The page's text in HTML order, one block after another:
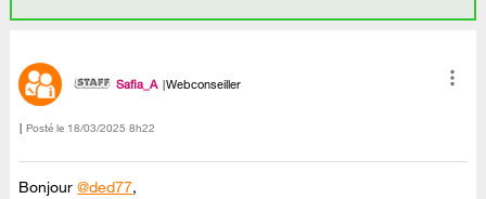
Safia_A Webconseiller
Posté le ‎18/03/2025 8h22
Bonjour@ded77,